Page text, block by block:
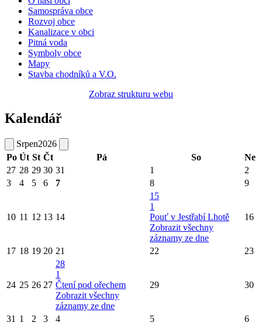
Samospráva obce
Rozvoj obce
Kanalizace v obci
Pitná voda
Symboly obce
Mapy
Stavba chodníků a V.O.
Zobraz strukturu webu
Kalendář
Srpen2026
Po Út St Čt Pá So
Ne
27 28 29 30 31 1
2
3
4 5 6 7 8 9
10 11 12 13 14
15
1
Pouť v Jestřabí Lhotě
Zobrazit všechny
záznamy ze dne
16
17 18 19 20 21 22 23
24 25 26 27
28
1
Čtení pod ořechem
Zobrazit všechny
záznamy ze dne
29 30
31 1 2 3 4 5 6